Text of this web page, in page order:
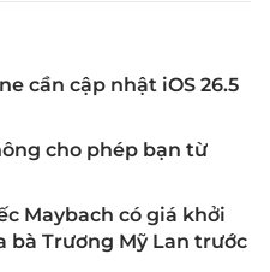
cần cập nhật iOS 26.5
cho phép bạn từ
Maybach có giá khởi
bà Trương Mỹ Lan trước